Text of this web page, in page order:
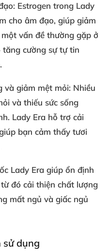
: Estrogen trong Lady
cho âm đạo, giúp giảm
vấn đề thường gặp ở
cường sự tự tin
và giảm mệt mỏi: Nhiều
và thiếu sức sống
Lady Era hỗ trợ cải
bạn cảm thấy tươi
Lady Era giúp ổn định
đó cải thiện chất lượng
mất ngủ và giấc ngủ
sử dụng